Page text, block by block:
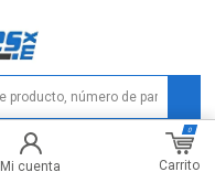
Mi cuenta Carrito
0